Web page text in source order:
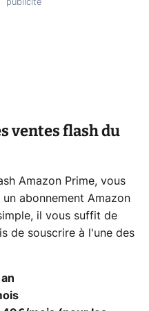
ventes flash du
Amazon Prime, vous
abonnement Amazon
il vous suffit de
de souscrire à l'une des